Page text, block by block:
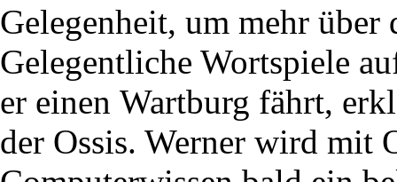
Gelegenheit, um mehr über
Gelegentliche Wortspiele
er einen Wartburg fährt,
der Ossis. Werner wird mit